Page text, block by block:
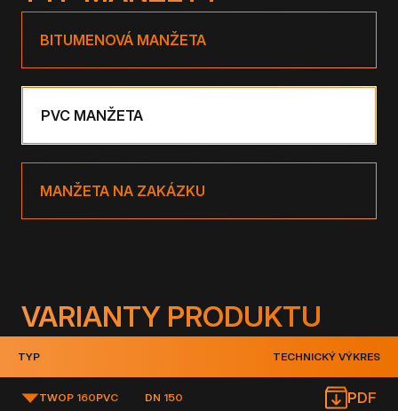
BITUMENOVÁ MANŽETA
PVC MANŽETA
MANŽETA NA ZAKÁZKU
VARIANTY PRODUKTU
TYP TECHNICKÝ VÝKRES
TWOP 160PVC DN 150 PDF